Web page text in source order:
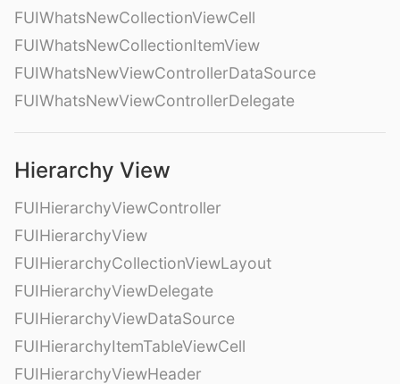
FUIWhatsNewCollectionViewCell
FUIWhatsNewCollectionItemView
FUIWhatsNewViewControllerDataSource
FUIWhatsNewViewControllerDelegate
Hierarchy View
FUIHierarchyViewController
FUIHierarchyView
FUIHierarchyCollectionViewLayout
FUIHierarchyViewDelegate
FUIHierarchyViewDataSource
FUIHierarchyItemTableViewCell
FUIHierarchyViewHeader